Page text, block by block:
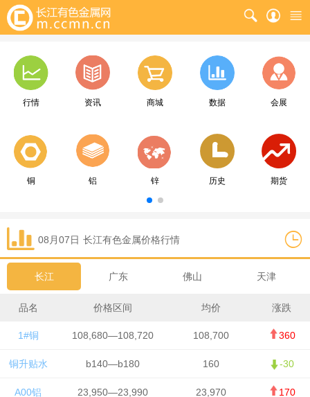
行情 资讯 商城 数据 会展
铜 铝 锌 历史 期货
08月07日 长江有色金属价格行情
长江 广东 佛山 天津
品名 价格区间 均价 涨跌
1#铜 108,680—108,720 108,700 360
铜升贴水 b140—b180 160 -30
A00铝 23,950—23,990 23,970 170